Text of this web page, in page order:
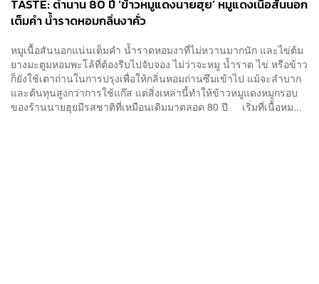
TASTE: ตำนาน 80 ปี ‘ข้าวหมูแดงนายฮุย’ หมูแดงเนื้อสันนอก
เต็มคำ น้ำราดหอมกลิ่นงาคั่ว
หมูเนื้อสันนอกแน่นเต็มคำ น้ำราดหอมงาที่ไม่หวานมากนัก และไข่ต้ม
ยางมะตูมหอมพะโล้ที่ต้องรีบไปจับจอง ไม่ว่าจะหมู น้ำราด ไข่ หรือข้าว
ก็ยังใช้เตาถ่านในการปรุงเพื่อให้กลิ่นหอมถ่านซึมเข้าไป แม้จะลำบาก
และต้นทุนสูงกว่าการใช้แก๊ส แต่สิ่งเหล่านี้ทำให้ข้าวหมูแดงหมูกรอบ
ของร้านนายฮุยมีรสชาติที่เหมือนเดิมมาตลอด 80 ปี เริ่มที่เนื้อหม...